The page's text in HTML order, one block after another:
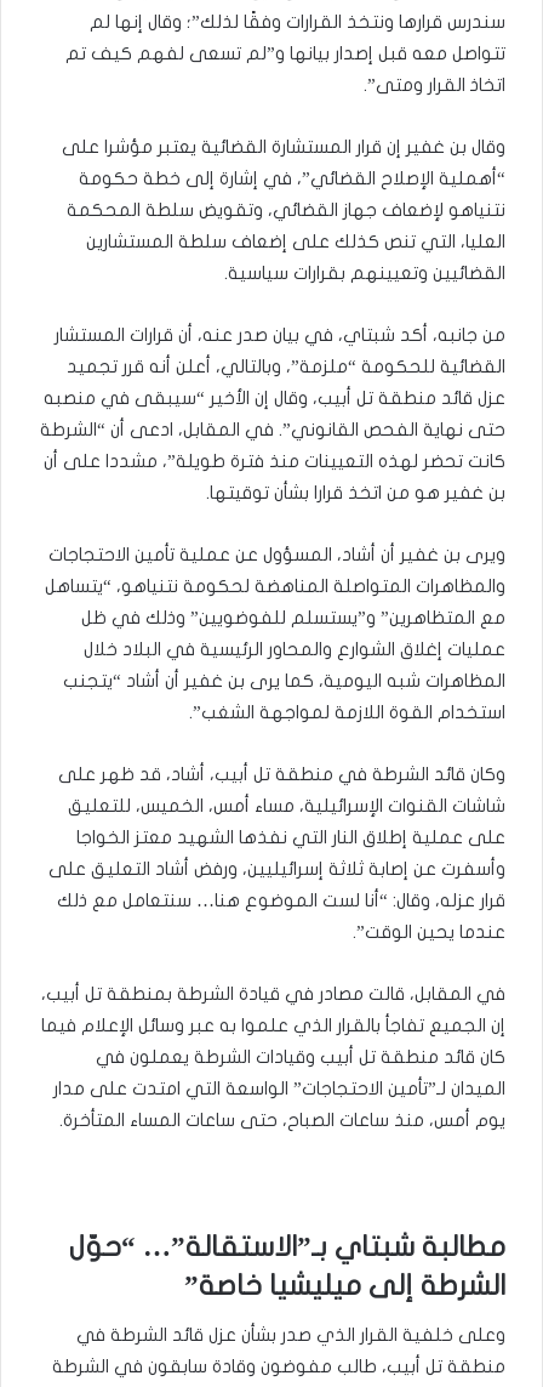
سندرس قرارها ونتخذ القرارات وفقًا لذلك”؛ وقال إنها لم
تتواصل معه قبل إصدار بيانها و”لم تسعى لفهم كيف تم
اتخاذ القرار ومتى”.
وقال بن غفير إن قرار المستشارة القضائية يعتبر مؤشرا على
“أهملية الإصلاح القضائي”، في إشارة إلى خطة حكومة
نتنياهو لإضعاف جهاز القضائي، وتقويض سلطة المحكمة
العليا، التي تنص كذلك على إضعاف سلطة المستشارين
القضائيين وتعيينهم بقرارات سياسية.
من جانبه، أكد شبتاي، في بيان صدر عنه، أن قرارات المستشار
القضائية للحكومة “ملزمة”، وبالتالي، أعلن أنه قرر تجميد
عزل قائد منطقة تل أبيب، وقال إن الأخير “سيبقى في منصبه
حتى نهاية الفحص القانوني”. في المقابل، ادعى أن “الشرطة
كانت تحضر لهذه التعيينات منذ فترة طويلة”، مشددا على أن
بن غفير هو من اتخذ قرارا بشأن توقيتها.
ويرى بن غفير أن أشاد، المسؤول عن عملية تأمين الاحتجاجات
والمظاهرات المتواصلة المناهضة لحكومة نتنياهو، “يتساهل
مع المتظاهرين” و”يستسلم للفوضويين” وذلك في ظل
عمليات إغلاق الشوارع والمحاور الرئيسية في البلاد خلال
المظاهرات شبه اليومية، كما يرى بن غفير أن أشاد “يتجنب
استخدام القوة اللازمة لمواجهة الشغب”.
وكان قائد الشرطة في منطقة تل أبيب، أشاد، قد ظهر على
شاشات القنوات الإسرائيلية، مساء أمس، الخميس، للتعليق
على عملية إطلاق النار التي نفذها الشهيد معتز الخواجا
وأسفرت عن إصابة ثلاثة إسرائيليين، ورفض أشاد التعليق على
قرار عزله، وقال: “أنا لست الموضوع هنا… سنتعامل مع ذلك
عندما يحين الوقت”.
في المقابل، قالت مصادر في قيادة الشرطة بمنطقة تل أبيب،
إن الجميع تفاجأ بالقرار الذي علموا به عبر وسائل الإعلام فيما
كان قائد منطقة تل أبيب وقيادات الشرطة يعملون في
الميدان لـ”تأمين الاحتجاجات” الواسعة التي امتدت على مدار
يوم أمس، منذ ساعات الصباح، حتى ساعات المساء المتأخرة.
مطالبة شبتاي بـ”الاستقالة”… “حوّل
الشرطة إلى ميليشيا خاصة”
وعلى خلفية القرار الذي صدر بشأن عزل قائد الشرطة في
منطقة تل أبيب، طالب مفوضون وقادة سابقون في الشرطة